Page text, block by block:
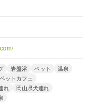
岩盤浴 ペット
温泉
ペットカフェ
れ
岡山県犬連れ